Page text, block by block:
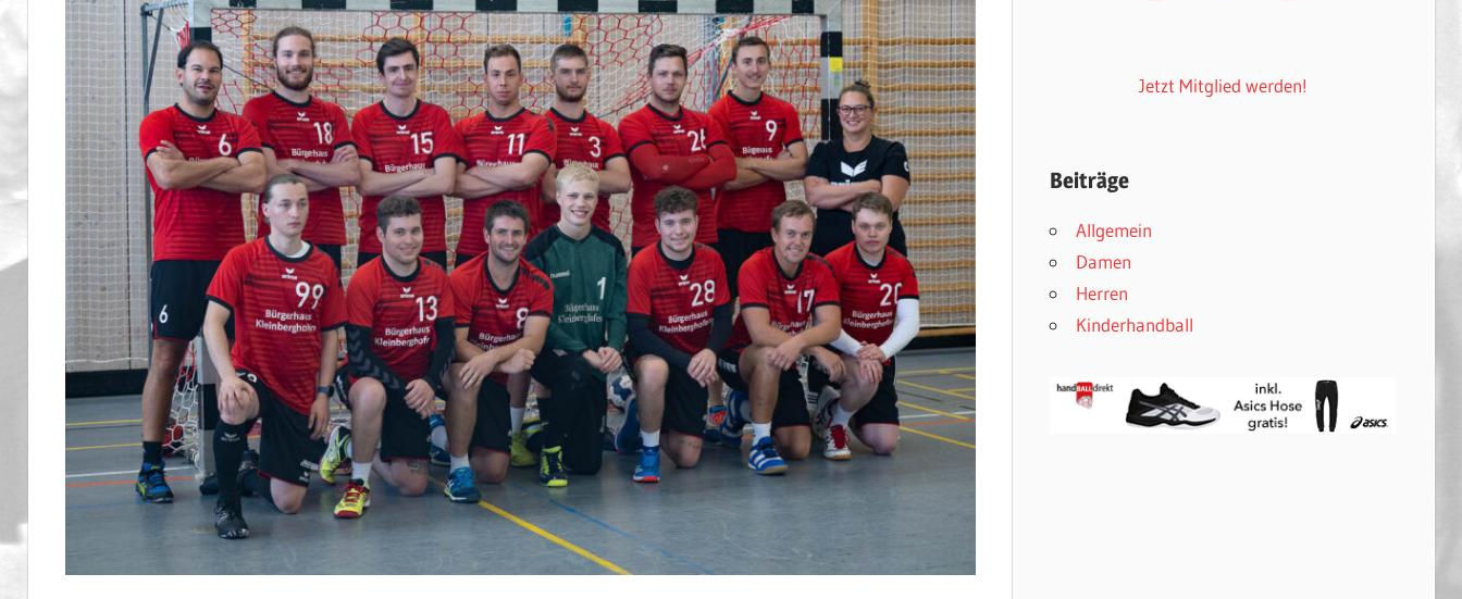
Jetzt Mitglied werden!
Beiträge
Allgemein
Damen
Herren
Kinderhandball